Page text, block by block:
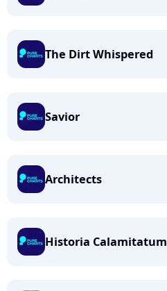
The Dirt Whispered
Savior
Architects
Historia Calamitatum